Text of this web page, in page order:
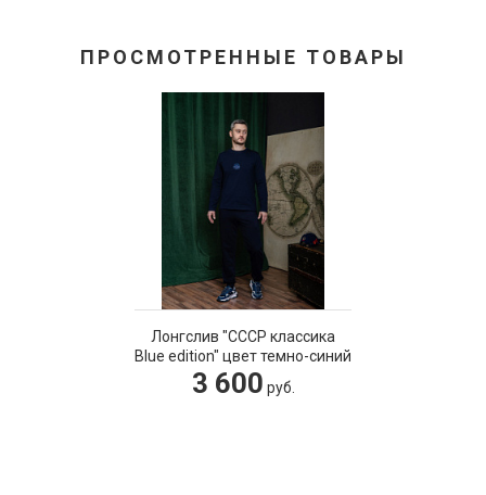
ПРОСМОТРЕННЫЕ ТОВАРЫ
Лонгслив "СССР классика
Blue edition" цвет темно-синий
3 600 руб.